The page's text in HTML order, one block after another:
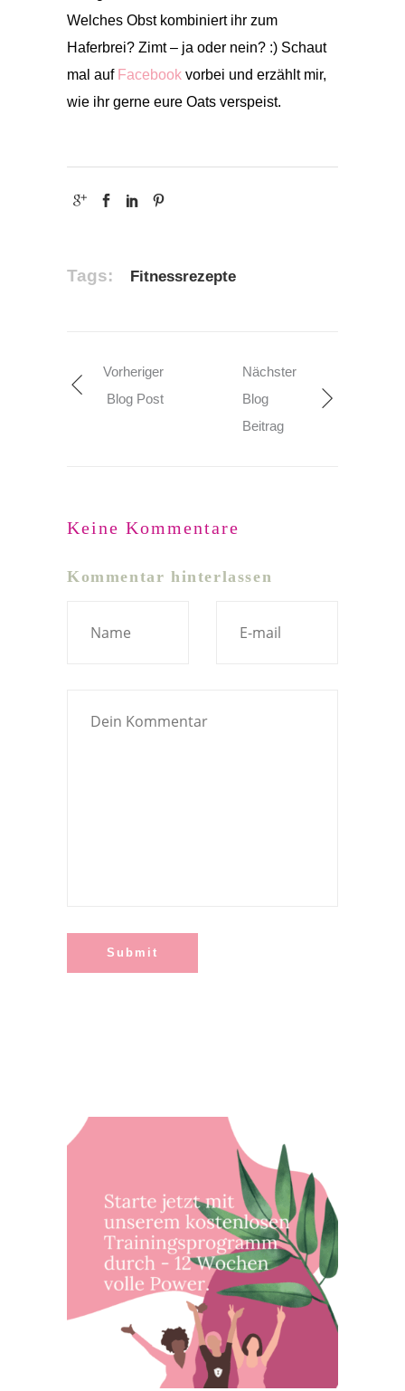
Welches Obst kombiniert ihr zum
Haferbrei? Zimt – ja oder nein? :) Schaut
mal auf Facebook vorbei und erzählt mir,
wie ihr gerne eure Oats verspeist.
Tags: Fitnessrezepte
Vorheriger
Blog Post
Nächster
Blog
Beitrag
Keine Kommentare
Kommentar hinterlassen